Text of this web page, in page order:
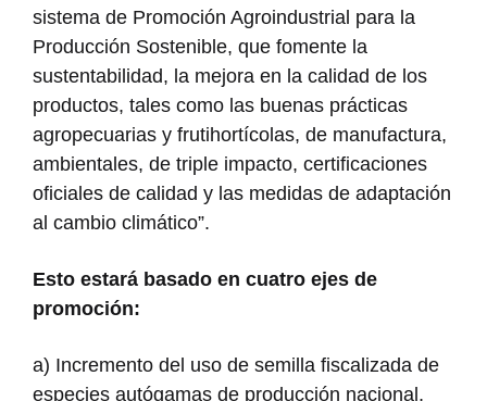
sistema de Promoción Agroindustrial para la
Producción Sostenible, que fomente la
sustentabilidad, la mejora en la calidad de los
productos, tales como las buenas prácticas
agropecuarias y frutihortícolas, de manufactura,
ambientales, de triple impacto, certificaciones
oficiales de calidad y las medidas de adaptación
al cambio climático”.
Esto estará basado en cuatro ejes de
promoción:
a) Incremento del uso de semilla fiscalizada de
especies autógamas de producción nacional,